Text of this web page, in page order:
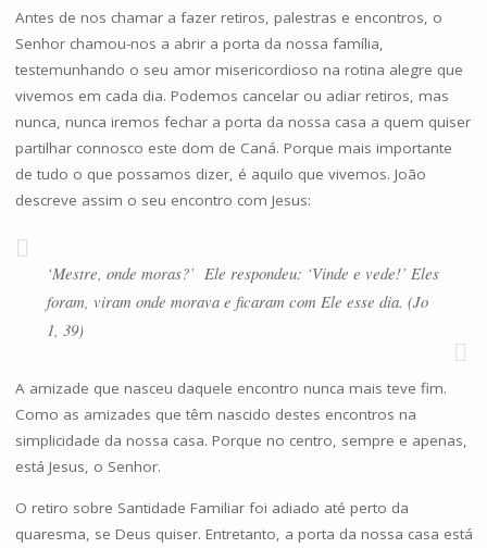
Antes de nos chamar a fazer retiros, palestras e encontros, o
Senhor chamou-nos a abrir a porta da nossa família,
testemunhando o seu amor misericordioso na rotina alegre que
vivemos em cada dia. Podemos cancelar ou adiar retiros, mas
nunca, nunca iremos fechar a porta da nossa casa a quem quiser
partilhar connosco este dom de Caná. Porque mais importante
de tudo o que possamos dizer, é aquilo que vivemos. João
descreve assim o seu encontro com Jesus:
‘Mestre, onde moras?’ Ele respondeu: ‘Vinde e vede!’ Eles
foram, viram onde morava e ficaram com Ele esse dia. (Jo
1, 39)
A amizade que nasceu daquele encontro nunca mais teve fim.
Como as amizades que têm nascido destes encontros na
simplicidade da nossa casa. Porque no centro, sempre e apenas,
está Jesus, o Senhor.
O retiro sobre Santidade Familiar foi adiado até perto da
quaresma, se Deus quiser. Entretanto, a porta da nossa casa está